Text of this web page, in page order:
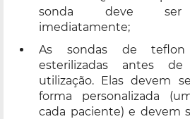
sonda deve ser
imediatamente;
As sondas de teflon
esterilizadas antes
utilização. Elas devem
forma personalizada
cada paciente) e devem